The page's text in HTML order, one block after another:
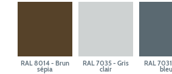
RAL 8014 - Brun
sépia
RAL 7035 - Gris
clair
RAL
bleu